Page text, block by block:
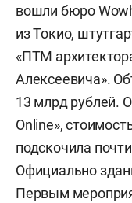
вошли бюро
из Токио,
«ПТМ
Алексеевича».
13 млрд рублей.
Online»,
подскочила
Официально
Первым